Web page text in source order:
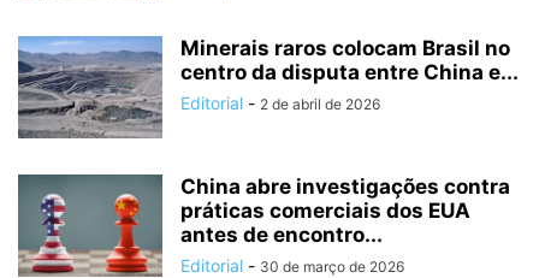
Minerais raros colocam Brasil no
centro da disputa entre China e...
Editorial - 2 de abril de 2026
China abre investigações contra
práticas comerciais dos EUA
antes de encontro...
Editorial - 30 de março de 2026